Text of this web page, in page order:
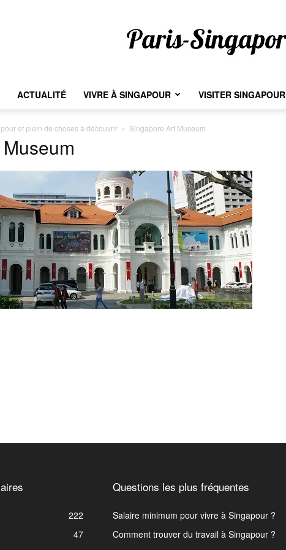
Paris-
Singapore
ACTUALITÉ VIVRE À SINGAPOUR VISITER SINGAPOUR
et plein de choses à découvrir Singapore Art Museum
222
47
Questions les plus fréquentes
Salaire minimum pour vivre à Singapour ?
Comment trouver du travail à Singapour ?